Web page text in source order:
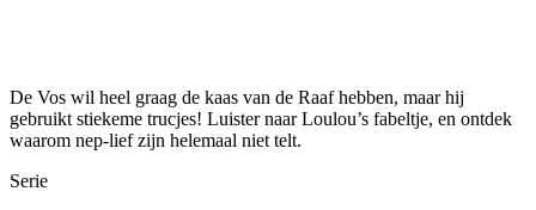
De Vos wil heel graag de kaas van de Raaf hebben, maar hij
gebruikt stiekeme trucjes! Luister naar Loulou’s fabeltje, en ontdek
waarom nep-lief zijn helemaal niet telt.
Serie